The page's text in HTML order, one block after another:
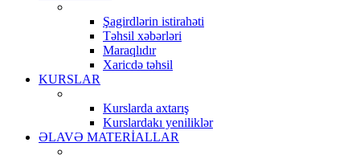
Şagirdlərin istirahəti
Təhsil xəbərləri
Maraqlıdır
Xaricdə təhsil
KURSLAR
Kurslarda axtarış
Kurslardakı yeniliklər
ƏLAVƏ MATERİALLAR